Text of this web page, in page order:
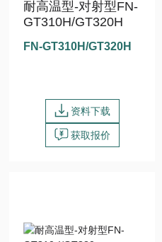
耐高温型-对射型FN-
GT310H/GT320H
FN-GT310H/GT320H
资料下载
获取报价